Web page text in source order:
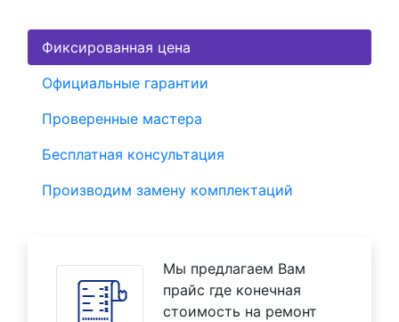
Фиксированная цена
Официальные гарантии
Проверенные мастера
Бесплатная консультация
Производим замену комплектаций
Мы предлагаем Вам
прайс где конечная
стоимость на ремонт